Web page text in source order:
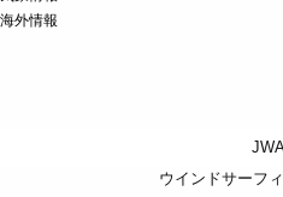
海外情報
ウインドサーフ